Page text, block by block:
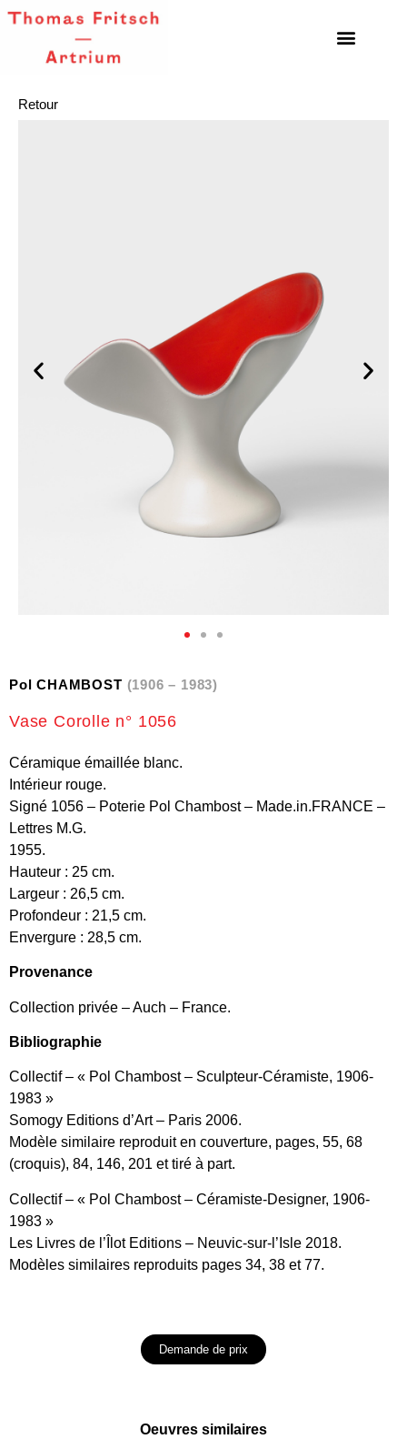
Retour
Pol CHAMBOST (1906 – 1983)
Vase Corolle n° 1056
Céramique émaillée blanc.
Intérieur rouge.
Signé 1056 – Poterie Pol Chambost – Made.in.FRANCE –
Lettres M.G.
1955.
Hauteur : 25 cm.
Largeur : 26,5 cm.
Profondeur : 21,5 cm.
Envergure : 28,5 cm.
Provenance
Collection privée – Auch – France.
Bibliographie
Collectif – « Pol Chambost – Sculpteur-Céramiste, 1906-
1983 »
Somogy Editions d’Art – Paris 2006.
Modèle similaire reproduit en couverture, pages, 55, 68
(croquis), 84, 146, 201 et tiré à part.
Collectif – « Pol Chambost – Céramiste-Designer, 1906-
1983 »
Les Livres de l’Îlot Editions – Neuvic-sur-l’Isle 2018.
Modèles similaires reproduits pages 34, 38 et 77.
Demande de prix
Oeuvres similaires